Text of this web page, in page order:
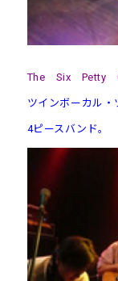
The Six Petty
ツインボーカル
4ピースバンド。